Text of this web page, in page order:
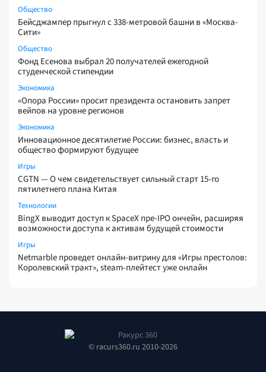
Общество
Бейсджампер прыгнул с 338-метровой башни в «Москва-
Сити»
Общество
Фонд Есенова выбрал 20 получателей ежегодной
студенческой стипендии
Экономика
«Опора России» просит президента остановить запрет
вейпов на уровне регионов
Экономика
Инновационное десятилетие России: бизнес, власть и
общество формируют будущее
Игры
CGTN — О чем свидетельствует сильный старт 15-го
пятилетнего плана Китая
Технологии
BingX выводит доступ к SpaceX пре-IPO ончейн, расширяя
возможности доступа к активам будущей стоимости
Игры
Netmarble проведет онлайн-витрину для «Игры престолов:
Королевский тракт», steam-плейтест уже онлайн
© racurs360.ru 2010-2026